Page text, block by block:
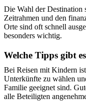
Die Wahl der Destination
Zeitrahmen und den
Orte sind oft schnell
besonders wichtig.
Welche Tipps gibt
Bei Reisen mit Kindern
Unterkünfte zu wählen
Familie geeignet sind.
alle Beteiligten